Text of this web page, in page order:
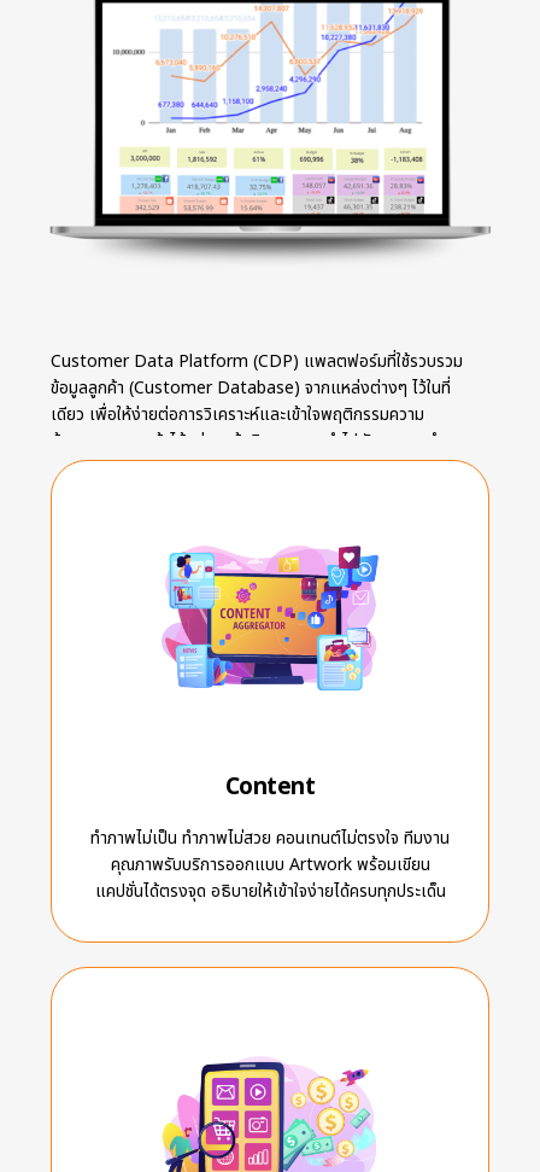
Customer Data Platform (CDP) แพลตฟอร์มที่ใช้รวบรวม
ข้อมูลลูกค้า (Customer Database) จากแหล่งต่างๆ ไว้ในที่
เดียว เพื่อให้ง่ายต่อการวิเคราะห์และเข้าใจพฤติกรรมความ
ต้องการของลูกค้าได้อย่างแท้จริง สามารถนำไปพัฒนาการทำการ
ตลาด รวมถึงการพัฒนาสินค้าและบริการให้ดีขึ้น และสามารถส่ง
Message ให้ตอบโจทย์เฉพาะกลุ่มเป้าหมายได้ตรงใจได้แบบ 1:1
Content
ทำภาพไม่เป็น ทำภาพไม่สวย คอนเทนต์ไม่ตรงใจ ทีมงาน
คุณภาพรับบริการออกแบบ Artwork พร้อมเขียน
แคปชั่นได้ตรงจุด อธิบายให้เข้าใจง่ายได้ครบทุกประเด็น